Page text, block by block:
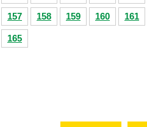
157 158 159 160 161
165